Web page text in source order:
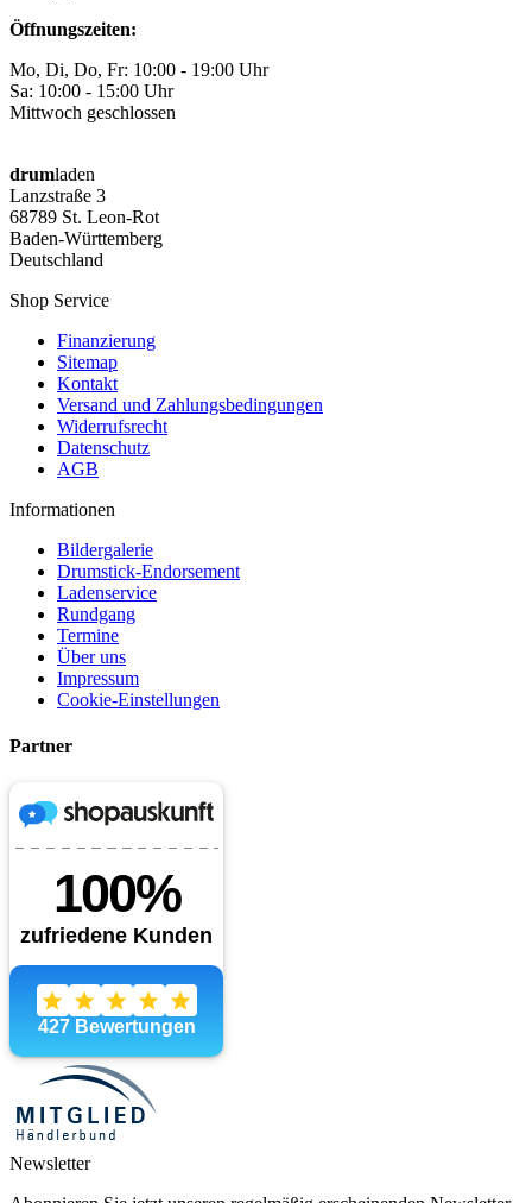
Öffnungszeiten:
Mo, Di, Do, Fr: 10:00 - 19:00 Uhr
Sa: 10:00 - 15:00 Uhr
Mittwoch geschlossen
drumladen
Lanzstraße 3
68789 St. Leon-Rot
Baden-Württemberg
Deutschland
Shop Service
Finanzierung
Sitemap
Kontakt
Versand und Zahlungsbedingungen
Widerrufsrecht
Datenschutz
AGB
Informationen
Bildergalerie
Drumstick-Endorsement
Ladenservice
Rundgang
Termine
Über uns
Impressum
Cookie-Einstellungen
Partner
Newsletter